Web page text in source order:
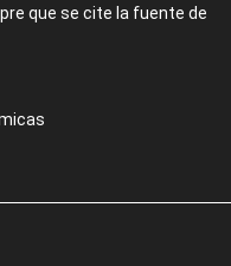
que se cite la fuente de